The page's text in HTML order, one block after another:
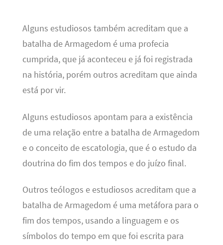
Alguns estudiosos também acreditam que a
batalha de Armagedom é uma profecia
cumprida, que já aconteceu e já foi registrada
na história, porém outros acreditam que ainda
está por vir.
Alguns estudiosos apontam para a existência
de uma relação entre a batalha de Armagedom
e o conceito de escatologia, que é o estudo da
doutrina do fim dos tempos e do juízo final.
Outros teólogos e estudiosos acreditam que a
batalha de Armagedom é uma metáfora para o
fim dos tempos, usando a linguagem e os
símbolos do tempo em que foi escrita para